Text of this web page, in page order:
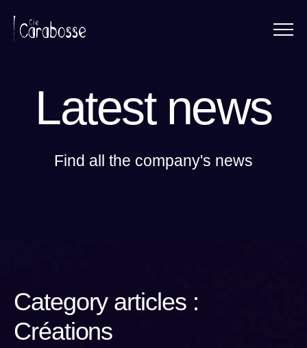
Latest news
Find all the company's news
Category articles :
Créations